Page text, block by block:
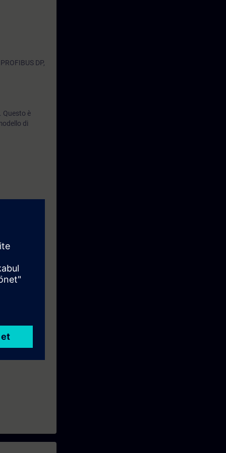
DP,
Questo è
di
delle
V5.x. Non